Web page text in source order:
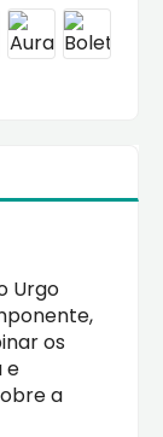
Urgo
os
e
a